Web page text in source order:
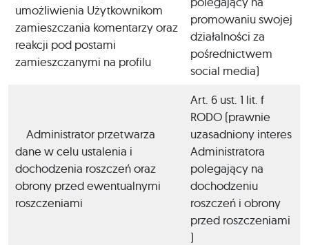
umożliwienia Użytkownikom
zamieszczania komentarzy oraz
reakcji pod postami
zamieszczanymi na profilu
promowaniu swojej
działalności za
pośrednictwem
social media)
Administrator przetwarza
dane w celu ustalenia i
dochodzenia roszczeń oraz
obrony przed ewentualnymi
roszczeniami
Art. 6 ust. 1 lit. f
RODO (prawnie
uzasadniony interes
Administratora
polegający na
dochodzeniu
roszczeń i obrony
przed roszczeniami
)